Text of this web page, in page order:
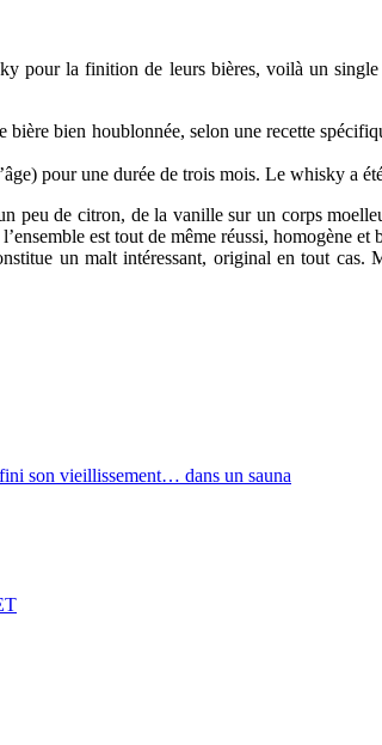
pour la finition de leurs bières, voilà un
bien houblonnée, selon une recette
pour une durée de trois mois. Le whisky a
peu de citron, de la vanille sur un corps
est tout de même réussi, homogène et
un malt intéressant, original en tout
son vieillissement… dans un sauna